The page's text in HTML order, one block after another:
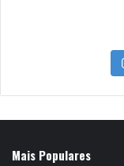
Mais Populares